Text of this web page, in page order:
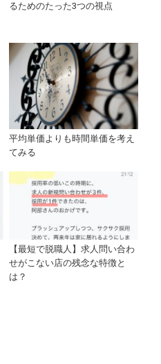
るためのたった3つの視点
平均単価よりも時間単価を考え
てみる
【最短で脱職人】求人問い合わ
せがこない店の残念な特徴と
は？